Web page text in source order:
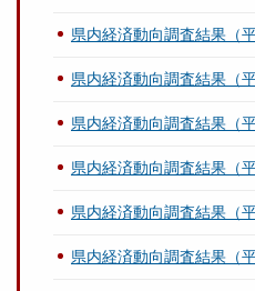
県内経済動向調査結果（
県内経済動向調査結果（
県内経済動向調査結果（
県内経済動向調査結果（
県内経済動向調査結果（
県内経済動向調査結果（